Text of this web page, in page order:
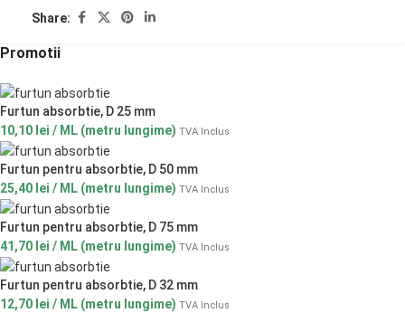
Share:
Promotii
Furtun absorbtie, D 25 mm
10,10 lei / ML (metru lungime) TVA Inclus
Furtun pentru absorbtie, D 50 mm
25,40 lei / ML (metru lungime) TVA Inclus
Furtun pentru absorbtie, D 75 mm
41,70 lei / ML (metru lungime) TVA Inclus
Furtun pentru absorbtie, D 32 mm
12,70 lei / ML (metru lungime) TVA Inclus